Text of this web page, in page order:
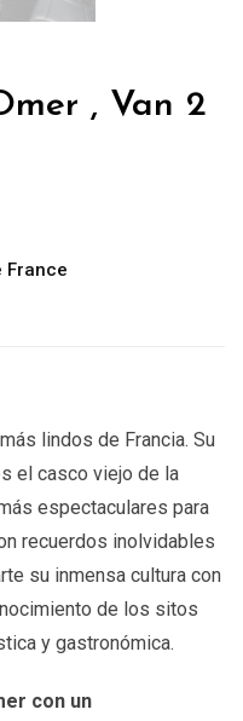
, Van 2
France
lindos de Francia. Su
el casco viejo de la
espectaculares para
recuerdos inolvidables
su inmensa cultura con
de los sitos
y gastronómica.
con un